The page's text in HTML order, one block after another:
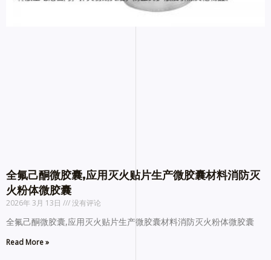
全氟己酮微胶囊,应用灭火贴片生产微胶囊材料消防灭
火粉体微胶囊
2026年 3月 13日 没有评论
全氟己酮微胶囊,应用灭火贴片生产微胶囊材料消防灭火粉体微胶囊
Read More »